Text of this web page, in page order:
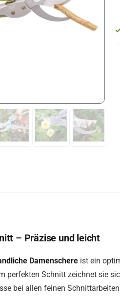
– Präzise und leicht
Damenschere ist ein
perfekten Schnitt zeichnet sie
bei allen feinen